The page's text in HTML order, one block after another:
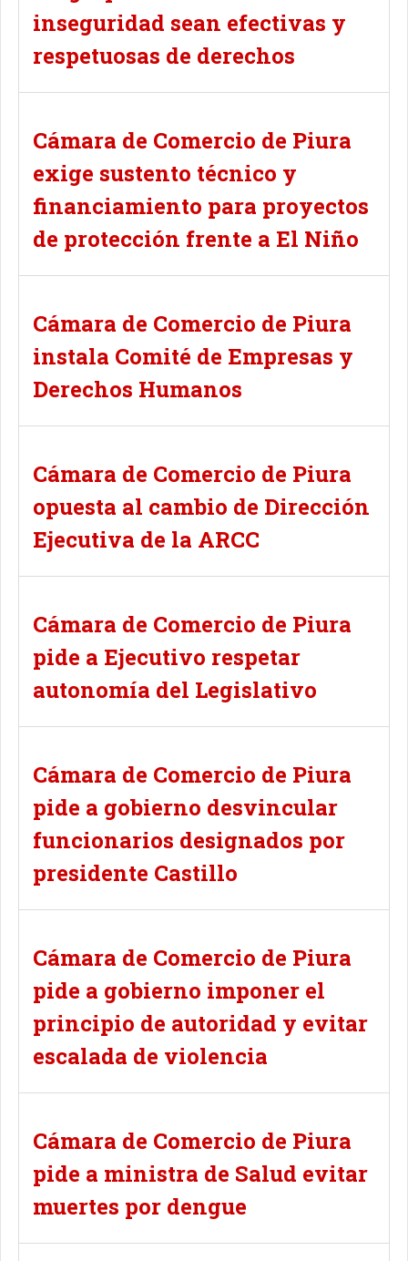
inseguridad sean efectivas y
respetuosas de derechos
Cámara de Comercio de Piura
exige sustento técnico y
financiamiento para proyectos
de protección frente a El Niño
Cámara de Comercio de Piura
instala Comité de Empresas y
Derechos Humanos
Cámara de Comercio de Piura
opuesta al cambio de Dirección
Ejecutiva de la ARCC
Cámara de Comercio de Piura
pide a Ejecutivo respetar
autonomía del Legislativo
Cámara de Comercio de Piura
pide a gobierno desvincular
funcionarios designados por
presidente Castillo
Cámara de Comercio de Piura
pide a gobierno imponer el
principio de autoridad y evitar
escalada de violencia
Cámara de Comercio de Piura
pide a ministra de Salud evitar
muertes por dengue